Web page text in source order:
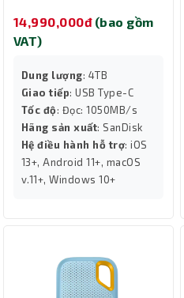
14,990,000đ (bao gồm
VAT)
Dung lượng: 4TB
Giao tiếp: USB Type-C
Tốc độ: Đọc: 1050MB/s
Hãng sản xuất: SanDisk
Hệ điều hành hỗ trợ: iOS
13+, Android 11+, macOS
v.11+, Windows 10+